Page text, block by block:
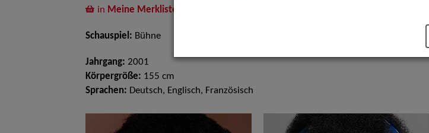
in Meine Merkliste
Schauspiel: Bühne
Jahrgang: 2001
Körpergröße: 155 cm
Sprachen: Deutsch, Englisch, Französisch